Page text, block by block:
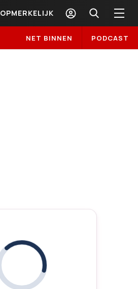
OPMERKELIJK
NET BINNEN PODCAST